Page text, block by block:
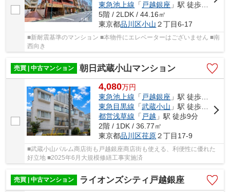
東急池上線 「 戸越銀座 」駅 徒歩13分
5階 / 2LDK / 44.16㎡
東京都品川区小山 ２丁目6-17
■新耐震基準のマンション ■本物件にエレベーターはございません ■南
西向き
売買 | 中古マンション 朝日武蔵小山マンション
4,080万円
東急池上線 「 戸越銀座 」駅 徒歩7分
東急目黒線 「武蔵小山 」駅 徒歩10分
都営浅草線 「 戸越 」駅 徒歩9分
2階 / 1DK / 36.77㎡
東京都品川区荏原２丁目17-9
■武蔵小山パルム商店街も戸越銀座商店街も使える、利便性に優れた
好立地 ■2025年6月大規模修繕工事実施済
売買 | 中古マンション ライオンズシティ戸越銀座